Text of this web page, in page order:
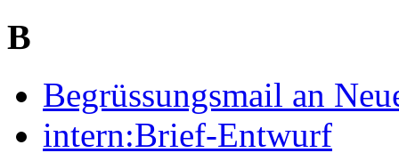
B
Begrüssungsmail an
intern:Brief-Entwurf